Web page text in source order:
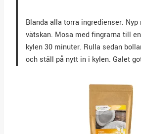
Blanda alla torra ingredienser.
vätskan. Mosa med fingrarna till
kylen 30 minuter. Rulla sedan
och ställ på nytt in i kylen. Galet